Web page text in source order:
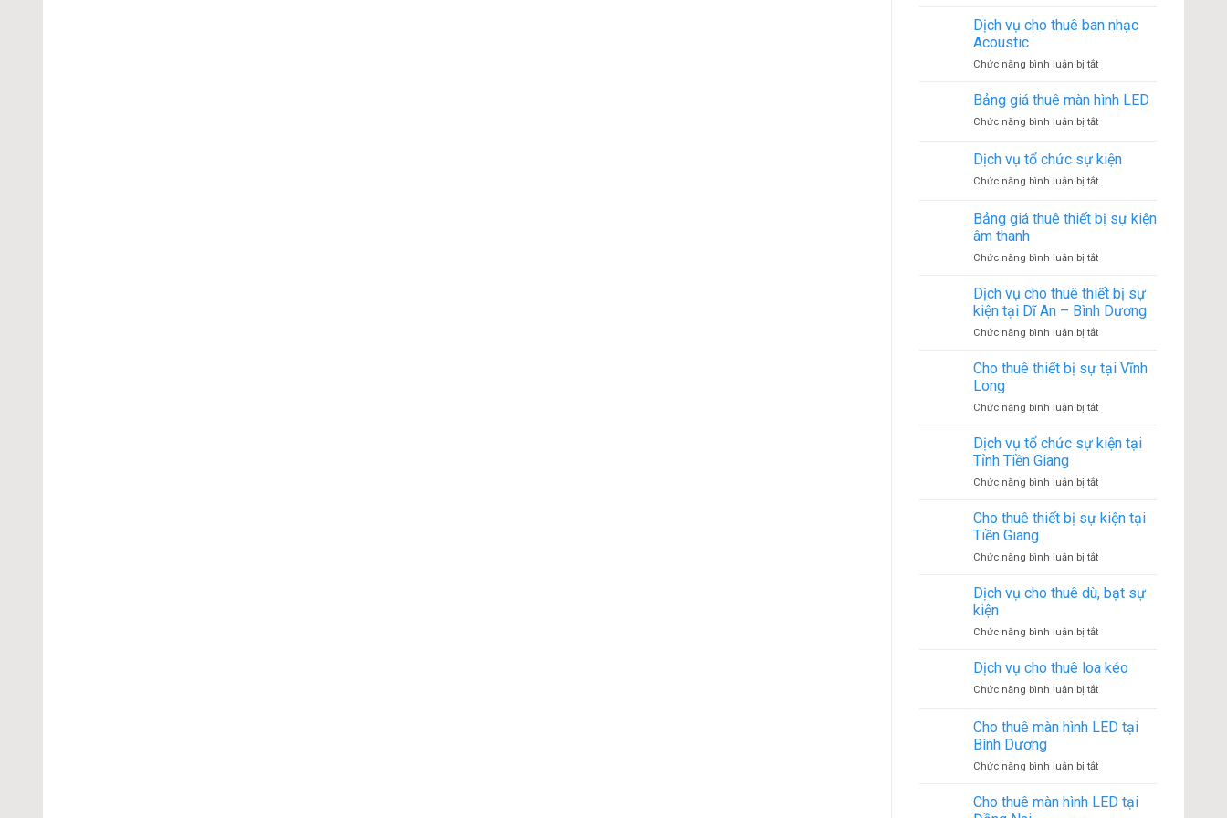
kiện
như
nào?
thuê
đám
tại
7
Dịch vụ cho thuê ban nhạc
Acoustic
Chức năng bình luận bị tắtở
vụ
thuê
nhạc
Bảng giá thuê màn hình LED
Chức năng bình luận bị tắtở
giá
thuê
màn
LED
Dịch vụ tổ chức sự kiện
Chức năng bình luận bị tắtở
vụ
tổ
sự
Bảng giá thuê thiết bị sự kiện
âm thanh
Chức năng bình luận bị tắtở
giá
thuê
thiết
bị
kiện
Dịch vụ cho thuê thiết bị sự
kiện tại Dĩ An – Bình Dương
Chức năng bình luận bị tắtở
vụ
cho
thiết
sự
Dĩ
–
Cho thuê thiết bị sự tại Vĩnh
Long
Chức năng bình luận bị tắtở
thuê
thiết
sự
Vĩnh
Dịch vụ tổ chức sự kiện tại
Tỉnh Tiền Giang
Chức năng bình luận bị tắtở
vụ
sự
tại
Giang
Cho thuê thiết bị sự kiện tại
Tiền Giang
Chức năng bình luận bị tắtở
thuê
thiết
sự
tại
Giang
Dịch vụ cho thuê dù, bạt sự
kiện
Chức năng bình luận bị tắtở
vụ
thuê
bạt
Dịch vụ cho thuê loa kéo
Chức năng bình luận bị tắtở
vụ
cho
loa
Cho thuê màn hình LED tại
Bình Dương
Chức năng bình luận bị tắtở
thuê
Cho thuê màn hình LED tại